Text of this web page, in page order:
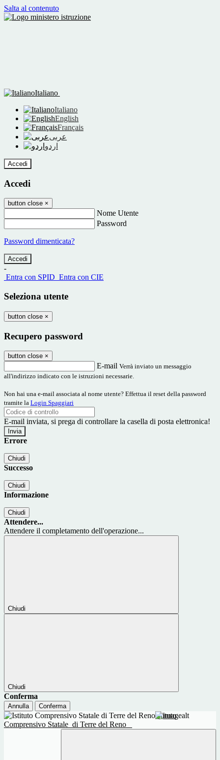
Salta al contenuto
Italiano
Italiano
English
Français
عربى
اردو
Accedi
Accedi
button close ×
Nome Utente
Password
Password dimenticata?
-
Entra con SPID Entra con CIE
Seleziona utente
button close ×
Recupero password
button close ×
E-mail Verrà inviato un messaggio
all'indirizzo indicato con le istruzioni necessarie.
Non hai una e-mail associata al nome utente? Effettua il reset della password
tramite la Login Spaggiari
E-mail inviata, si prega di controllare la casella di posta elettronica!
Errore
Chiudi
Successo
Chiudi
Informazione
Chiudi
Attendere...
Attendere il completamento dell'operazione...
Chiudi
Chiudi
Conferma
Annulla Conferma
Istituto
Comprensivo Statale di Terre del Reno